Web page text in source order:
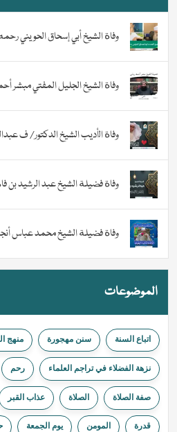
وفاة الشيخ أبي إسحاق الحويني
وفاة الشيخ الجليل المفتي مبشر
وفاة الأديب الشيخ الدكتور/ ف
وفاة فضيلة الشيخ عبد الرشيد بن
وفاة فضيلة الشيخ محمد عباس
الموضوعات
اتباع السنة سنن مهجورة منهج
نزهة الفضلاء في تراجم العلماء ﺭﺣﻢ
صفة الصلاة الصلاة عذاب القبر
قدرة المومن يوم الجمعة